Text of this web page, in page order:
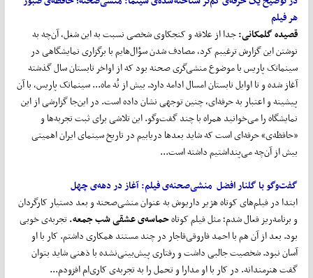
هر فیلم
قصیده گلمکانی:جدا از علاقه و کنجکاوی شخصی نسبت به این شغل، آن‌چه به
نوشتن این گزارش ترغیبم کرد، مصادف شدن سؤال‌هایم با برگزاری نمایشگاهی در
سینماتک پاریس با موضوع منشی‌گری صحنه بود که از اواخر تابستان سال گذشته
آغاز شده و تا اوایل تابستان امسال ادامه دارد. بیش از نُه‌ ماه... سینماتک پاریس، با آن
پیشینه و اعتبار به حرفه‌ای، چنین توجهی نشان داده است. در این‌جا گزارشی از این
نمایشگاه را می‌خوانید همراه با چند گفت‌وگو. این تلاشی برای ثبت تجربه‌ها و
«حافظه‌ی» حرفه‌ای است که شاید بعدها دریابیم در تاریخ سینمای ایران اهمیتی
بیش از آن‌چه می‌پنداشتیم داشته است...
گفتوگو با گلنار افضل منشیصحنه‌یفیلم: آغاز در دهه‌یچهل
ابتدا در فیلم‌های کوتاه هژیر داریوش به عنوان منشی‌صحنه و بعد دستیار کارگردان
و برنامه‌ریز فعال شدم؛ مثل فیلم کوتاهحماسه‌یعشقی شب جمعه.تجربه‌ی‌ خوبی
بود. بعد از آن هم با احمد فاروقی‌قاجار در چند مستند همکاری داشتم. کار با او
آسان نبود. شخصیت جالبی داشت و رفتاری پیش‌بینی‌نشده با ذهنی شاید بتوان
گفت هنرمندانه. در کار با او مدارا و تحمل را به تجربه‌ی کاری‌ام افزودم...